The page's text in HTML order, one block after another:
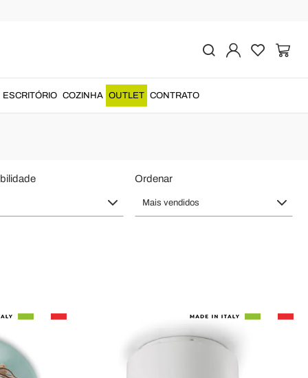
ESCRITÓRIO COZINHA OUTLET CONTRATO
Doméstica
qualidade produção italiana....
Ordenar
Mais vendidos